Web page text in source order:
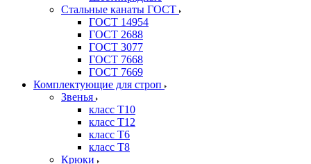
Стальные канаты ГОСТ
ГОСТ 14954
ГОСТ 2688
ГОСТ 3077
ГОСТ 7668
ГОСТ 7669
Комплектующие для строп
Звенья
класс Т10
класс Т12
класс Т6
класс Т8
Крюки